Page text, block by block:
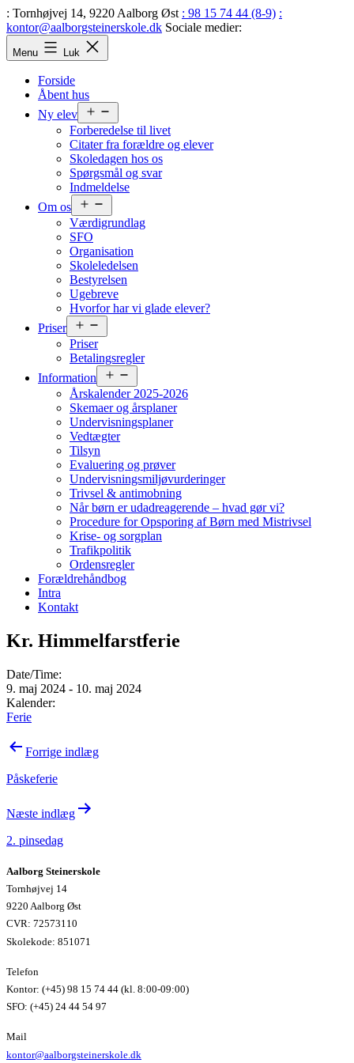
Fortsæt
til
indhold
: Tornhøjvej 14, 9220 Aalborg Øst : 98 15 74 44 (8-9) :
kontor@aalborgsteinerskole.dk Sociale medier:
Aalborg
Steinerskole
Menu Luk
Forside
Åbent hus
Ny elev
menu
Forberedelse til livet
Citater fra forældre og elever
Skoledagen hos os
Spørgsmål og svar
Indmeldelse
Om os
menu
Værdigrundlag
SFO
Organisation
Skoleledelsen
Bestyrelsen
Ugebreve
Hvorfor har vi glade elever?
Priser
menu
Priser
Betalingsregler
Information
menu
Årskalender 2025-2026
Skemaer og årsplaner
Undervisningsplaner
Vedtægter
Tilsyn
Evaluering og prøver
Undervisningsmiljøvurderinger
Trivsel & antimobning
Når børn er udadreagerende – hvad gør vi?
Procedure for Opsporing af Børn med Mistrivsel
Krise- og sorgplan
Trafikpolitik
Ordensregler
Forældrehåndbog
Intra
Kontakt
Kr. Himmelfarstferie
Date/Time:
9. maj 2024 - 10. maj 2024
Kalender:
Ferie
Indlægsnavigation
Forrige indlæg
Påskeferie
Næste indlæg
2. pinsedag
Aalborg Steinerskole
Tornhøjvej 14
9220 Aalborg Øst
CVR: 72573110
Skolekode: 851071
Telefon
Kontor: (+45) 98 15 74 44 (kl. 8:00-09:00)
SFO: (+45) 24 44 54 97
Mail
kontor@aalborgsteinerskole.dk